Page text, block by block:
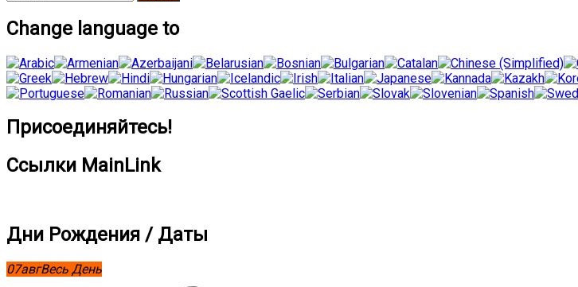
Change language to
Присоединяйтесь!
Ссылки MainLink
Дни Рождения / Даты
07авгВесь День